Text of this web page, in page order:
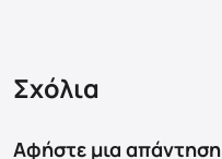
Σχόλια
Αφήστε μια απάντηση